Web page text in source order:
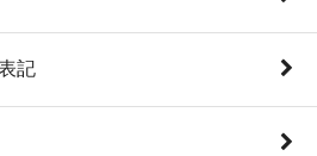
記